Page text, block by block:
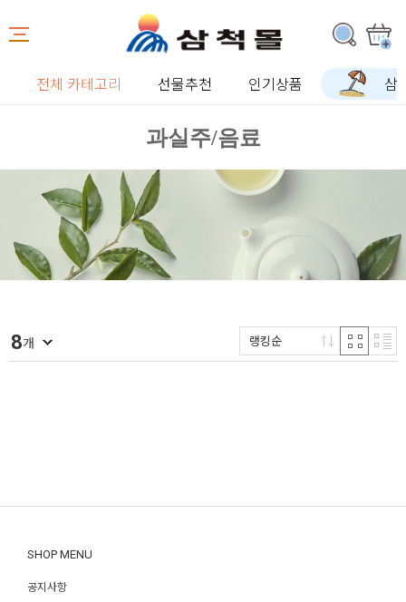
전체 카테고리 선물추천 인기상품 삼
과실주/음료
8개 랭킹순
SHOP MENU
공지사항